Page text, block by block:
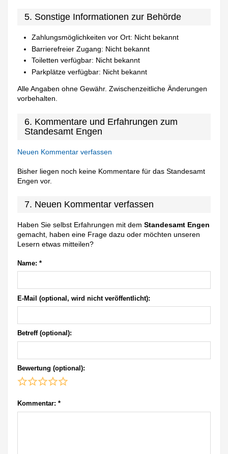
5. Sonstige Informationen zur Behörde
Zahlungsmöglichkeiten vor Ort: Nicht bekannt
Barrierefreier Zugang: Nicht bekannt
Toiletten verfügbar: Nicht bekannt
Parkplätze verfügbar: Nicht bekannt
Alle Angaben ohne Gewähr. Zwischenzeitliche Änderungen
vorbehalten.
6. Kommentare und Erfahrungen zum
Standesamt Engen
Neuen Kommentar verfassen
Bisher liegen noch keine Kommentare für das Standesamt
Engen vor.
7. Neuen Kommentar verfassen
Haben Sie selbst Erfahrungen mit demStandesamt Engen
gemacht, haben eine Frage dazu oder möchten unseren
Lesern etwas mitteilen?
Name: *
E-Mail (optional, wird nicht veröffentlicht):
Betreff (optional):
Bewertung (optional):
Kommentar: *